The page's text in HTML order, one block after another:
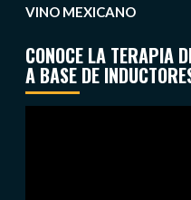
VINO MEXICANO
CONOCE LA TERAPIA
A BASE DE